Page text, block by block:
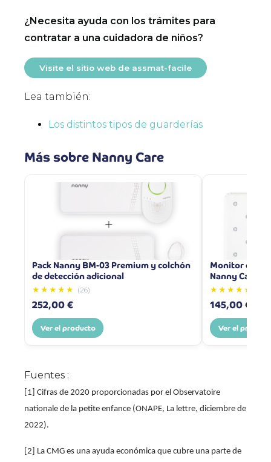
¿Necesita ayuda con los trámites para
contratar a una cuidadora de niños?
Visite el sitio web de assmat-facile
Lea también:
Los distintos tipos de guarderías
Más sobre Nanny Care
Pack Nanny BM-03 Premium y colchón
de detección adicional
★★★★★ (26)
252,00 €
Ver el producto
Monitor de
Nanny Care
★★★★★
145,00 €
Ver el
Fuentes :
[1] Cifras de 2020 proporcionadas por el Observatoire
nationale de la petite enfance (ONAPE, La lettre, diciembre de
2022).
[2]
La CMG es una ayuda económica que cubre una parte de